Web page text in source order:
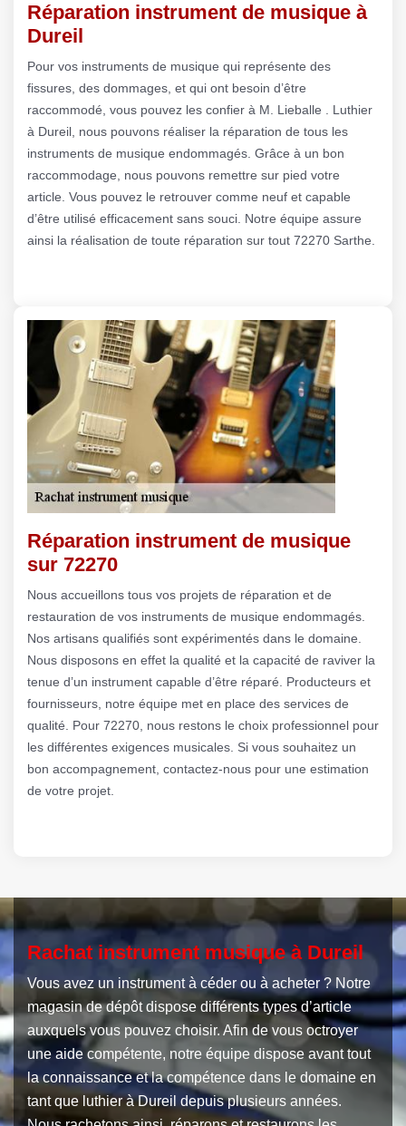
Réparation instrument de musique à
Dureil
Pour vos instruments de musique qui représente des
fissures, des dommages, et qui ont besoin d’être
raccommodé, vous pouvez les confier à M. Lieballe . Luthier
à Dureil, nous pouvons réaliser la réparation de tous les
instruments de musique endommagés. Grâce à un bon
raccommodage, nous pouvons remettre sur pied votre
article. Vous pouvez le retrouver comme neuf et capable
d’être utilisé efficacement sans souci. Notre équipe assure
ainsi la réalisation de toute réparation sur tout 72270 Sarthe.
Réparation instrument de musique
sur 72270
Nous accueillons tous vos projets de réparation et de
restauration de vos instruments de musique endommagés.
Nos artisans qualifiés sont expérimentés dans le domaine.
Nous disposons en effet la qualité et la capacité de raviver la
tenue d’un instrument capable d’être réparé. Producteurs et
fournisseurs, notre équipe met en place des services de
qualité. Pour 72270, nous restons le choix professionnel pour
les différentes exigences musicales. Si vous souhaitez un
bon accompagnement, contactez-nous pour une estimation
de votre projet.
Rachat instrument musique à Dureil
Vous avez un instrument à céder ou à acheter ? Notre
magasin de dépôt dispose différents types d’article
auxquels vous pouvez choisir. Afin de vous octroyer
une aide compétente, notre équipe dispose avant tout
la connaissance et la compétence dans le domaine en
tant que luthier à Dureil depuis plusieurs années.